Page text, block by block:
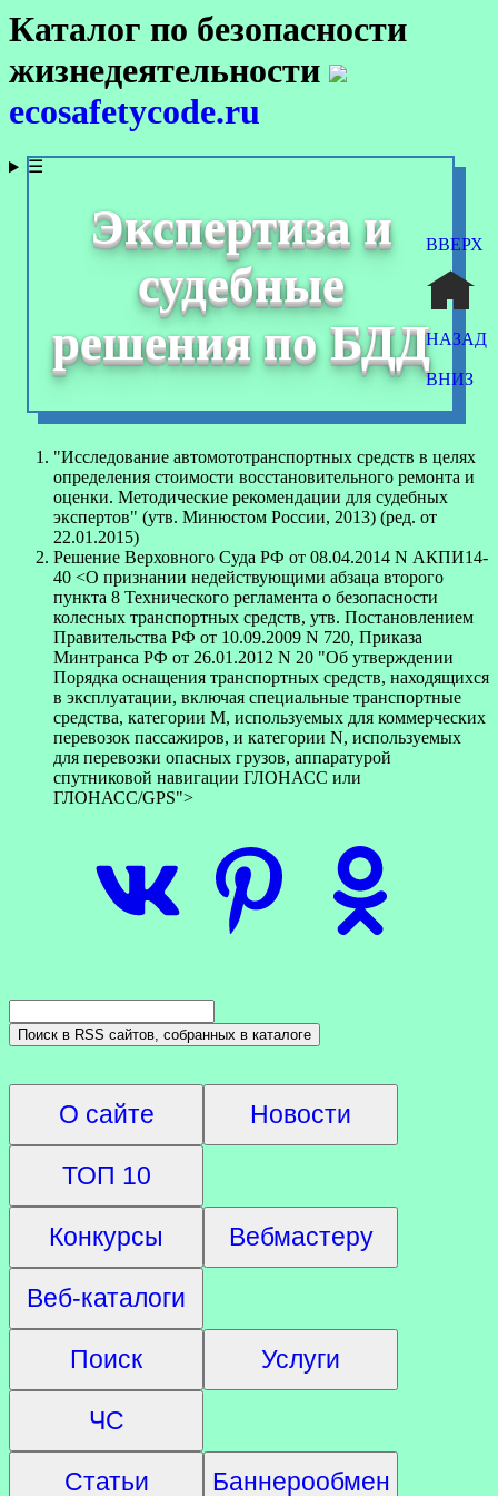
Каталог по безопасности
жизнедеятельности
ecosafetycode.ru
☰
Экспертиза и
судебные
решения по БДД
"Исследование автомототранспортных средств в целях
определения стоимости восстановительного ремонта и
оценки. Методические рекомендации для судебных
экспертов" (утв. Минюстом России, 2013) (ред. от
22.01.2015)
Решение Верховного Суда РФ от 08.04.2014 N АКПИ14-
40 <О признании недействующими абзаца второго
пункта 8 Технического регламента о безопасности
колесных транспортных средств, утв. Постановлением
Правительства РФ от 10.09.2009 N 720, Приказа
Минтранса РФ от 26.01.2012 N 20 "Об утверждении
Порядка оснащения транспортных средств, находящихся
в эксплуатации, включая специальные транспортные
средства, категории M, используемых для коммерческих
перевозок пассажиров, и категории N, используемых
для перевозки опасных грузов, аппаратурой
спутниковой навигации ГЛОНАСС или
ГЛОНАСС/GPS">
ВВЕРХ
НАЗАД
ВНИЗ
О сайте Новости
ТОП 10
Конкурсы Вебмастеру
Веб-каталоги
Поиск Услуги
ЧС
Статьи Баннерообмен